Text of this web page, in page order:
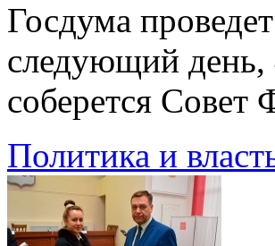
Госдума
следующий день,
соберется Совет
Политика и